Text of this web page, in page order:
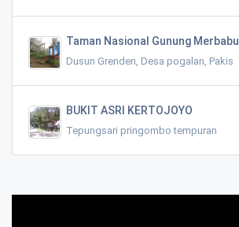
Taman Nasional Gunung Merbabu
Dusun Grenden, Desa pogalan, Pakis
BUKIT ASRI KERTOJOYO
Tepungsari pringombo tempuran